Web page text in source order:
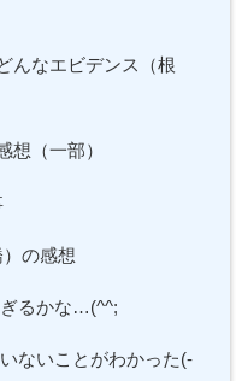
んなエビデンス（根
想（一部）
の感想
るかな…(^^;
ないことがわかった(-